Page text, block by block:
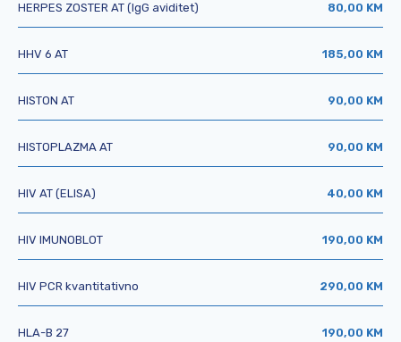
HERPES ZOSTER AT (IgG aviditet) 80,00 KM
HHV 6 AT 185,00 KM
HISTON AT 90,00 KM
HISTOPLAZMA AT 90,00 KM
HIV AT (ELISA) 40,00 KM
HIV IMUNOBLOT 190,00 KM
HIV PCR kvantitativno 290,00 KM
HLA-B 27 190,00 KM